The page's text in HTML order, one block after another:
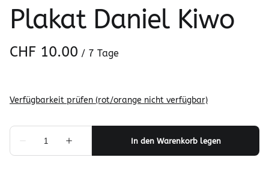
Plakat Daniel Kiwo
/